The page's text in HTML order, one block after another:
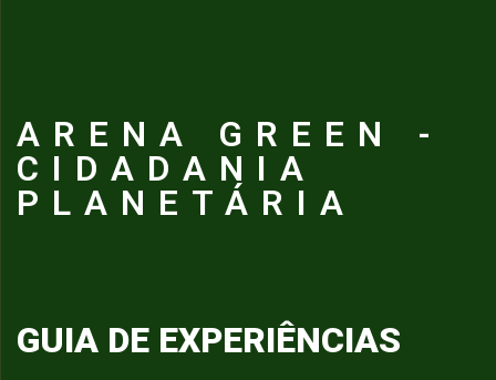
ARENA GREEN -
CIDADANIA
PLANETÁRIA
GUIA DE EXPERIÊNCIAS